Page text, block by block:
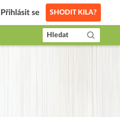
Přihlásit se SHODIT KILA?
Hledat